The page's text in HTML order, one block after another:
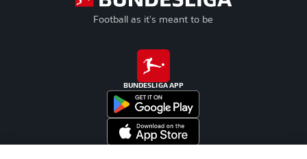
Football as it's meant to be
BUNDESLIGA APP